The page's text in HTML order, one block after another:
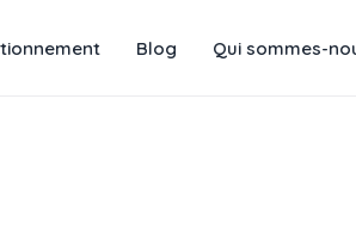
Blog Qui sommes-